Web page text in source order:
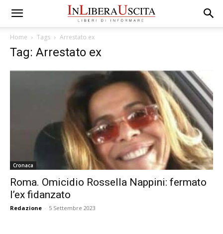
Home Tags Arrestato ex
Tag: Arrestato ex
Cronaca
Roma. Omicidio Rossella Nappini: fermato
l’ex fidanzato
Redazione - 5 Settembre 2023